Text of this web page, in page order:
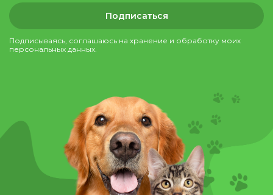
Подписаться
Подписываясь, соглашаюсь на хранение и обработку моих
персональных данных.